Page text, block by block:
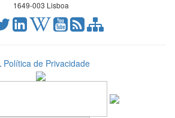
1649-003 Lisboa
Política de Privacidade